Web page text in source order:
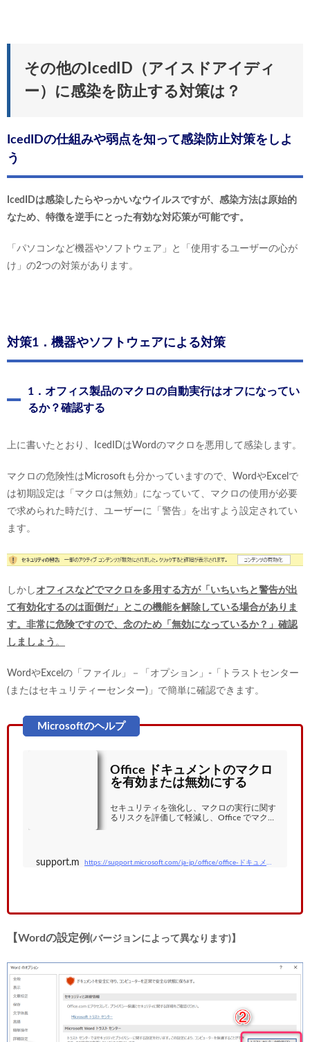
その他のIcedID（アイスドアイディ
ー）に感染を防止する対策は？
IcedIDの仕組みや弱点を知って感染防止対策をしよ
う
IcedIDは感染したらやっかいなウイルスですが、感染方法は原始的
なため、特徴を逆手にとった有効な対応策が可能です。
「パソコンなど機器やソフトウェア」と「使用するユーザーの心が
け」の2つの対策があります。
対策1．機器やソフトウェアによる対策
1．オフィス製品のマクロの自動実行はオフになってい
るか？確認する
上に書いたとおり、IcedIDはWordのマクロを悪用して感染します。
マクロの危険性はMicrosoftも分かっていますので、WordやExcelで
は初期設定は「マクロは無効」になっていて、マクロの使用が必要
で求められた時だけ、ユーザーに「警告」を出すよう設定されてい
ます。
しかし オフィスなどでマクロを多用する方が「いちいちと警告が出
て有効化するのは面倒だ」とこの機能を解除している場合がありま
す。非常に危険ですので、念のため「無効になっているか？」確認
しましょう 。
WordやExcelの「ファイル」－「オプション」-「トラストセンター
(またはセキュリティーセンター)」で簡単に確認できます。
Office ドキュメントのマクロ
を有効または無効にする
セキュリティを強化し、マクロの実行に関す
るリスクを評価して軽減し、Office でマクロ
support.microsoft.com
【Wordの設定例 (バージョンによって異なります)】